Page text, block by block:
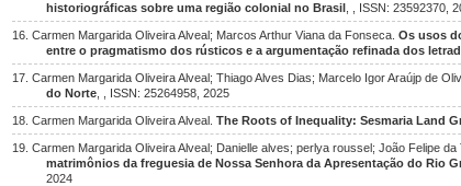
historiográficas sobre uma região colonial no Brasil , , ISSN: 23592370,
16. Carmen Margarida Oliveira Alveal; Marcos Arthur Viana da Fonseca. Os usos
entre o pragmatismo dos rústicos e a argumentação refinada dos
17. Carmen Margarida Oliveira Alveal; Thiago Alves Dias; Marcelo Igor Araújp de
do Norte , , ISSN: 25264958, 2025
18. Carmen Margarida Oliveira Alveal. The Roots of Inequality: Sesmaria Land
19. Carmen Margarida Oliveira Alveal; Danielle alves; perlya roussel; João Felipe
matrimônios da freguesia de Nossa Senhora da Apresentação do Rio
2024